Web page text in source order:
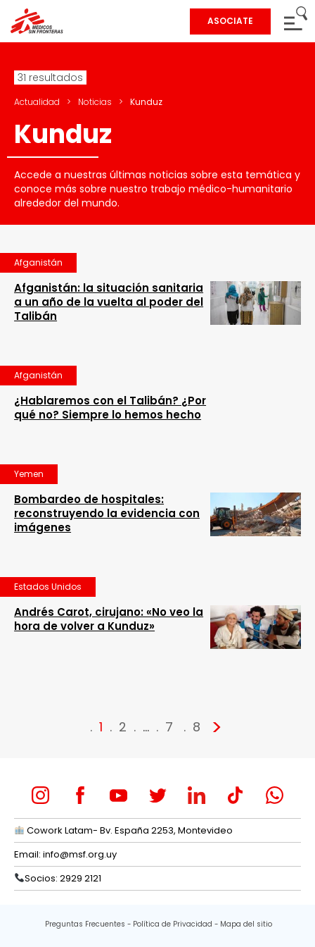
ASOCIATE
31 resultados
Actualidad > Noticias > Kunduz
Kunduz
Accede a nuestras últimas noticias sobre esta temática y
conoce más sobre nuestro trabajo médico-humanitario
alrededor del mundo.
Afganistán
Afganistán: la situación sanitaria
a un año de la vuelta al poder del
Talibán
Afganistán
¿Hablaremos con el Talibán? ¿Por
qué no? Siempre lo hemos hecho
Yemen
Bombardeo de hospitales:
reconstruyendo la evidencia con
imágenes
Estados Unidos
Andrés Carot, cirujano: «No veo la
hora de volver a Kunduz»
1 2 … 7 8 >
Cowork Latam- Bv. España 2253, Montevideo
Email: info@msf.org.uy
Socios: 2929 2121
Preguntas Frecuentes Política de Privacidad Mapa del sitio